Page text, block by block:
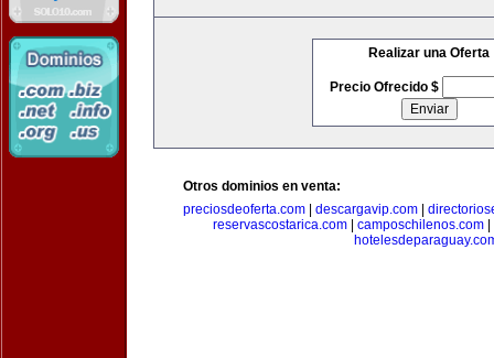
Realizar una Oferta
Precio Ofrecido $
Otros dominios en venta:
preciosdeoferta.com
descargavip.com
reservascostarica.com
camposchilenos.com